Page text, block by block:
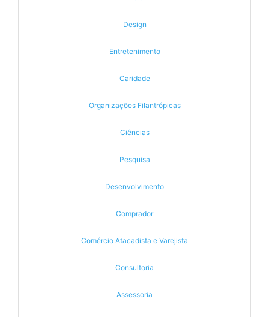
Design
Entretenimento
Caridade
Organizações Filantrópicas
Ciências
Pesquisa
Desenvolvimento
Comprador
Comércio Atacadista e Varejista
Consultoria
Assessoria